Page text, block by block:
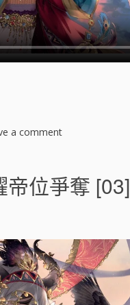
a comment
強
出
的
暗
躍
帝
位爭奪 [03]